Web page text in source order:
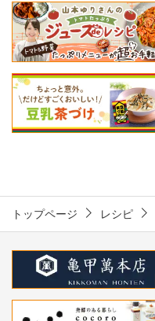
トップページ レシピ